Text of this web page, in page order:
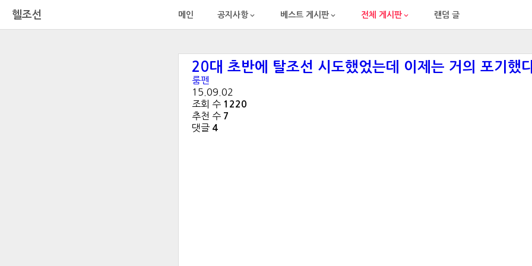
헬조선 메인 공지사항  베스트 게시판  전체 게시판  랜덤 글
20대 초반에 탈조선 시도했었는데 이제는 거의 포기했
룸펜
15.09.02
조회 수 1220
추천 수 7
댓글 4